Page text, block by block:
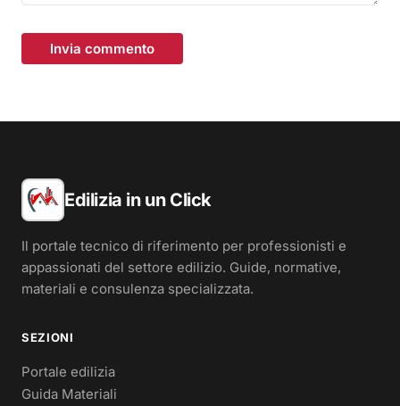
Invia commento
Edilizia in un Click
Il portale tecnico di riferimento per professionisti e
appassionati del settore edilizio. Guide, normative,
materiali e consulenza specializzata.
SEZIONI
Portale edilizia
Guida Materiali